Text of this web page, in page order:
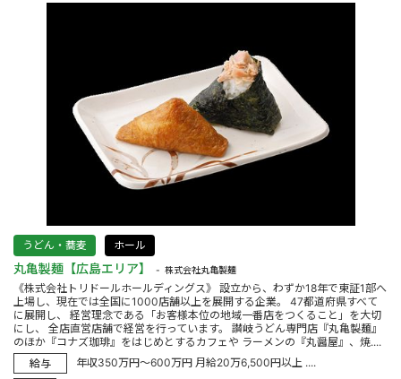
うどん・蕎麦 ホール
丸亀製麺【広島エリア】 株式会社丸亀製麺
《株式会社トリドールホールディングス》 設立から、わずか18年で東証1部へ
上場し、現在では全国に1000店舗以上を展開する企業。 47都道府県すべて
に展開し、 経営理念である「お客様本位の地域一番店をつくること」を大切
にし、 全店直営店舗で経営を行っています。 讃岐うどん専門店『丸亀製麺』
のほか『コナズ珈琲』をはじめとするカフェや ラーメンの『丸醤屋』、焼....
給与
年収350万円～600万円 月給20万6,500円以上 ....